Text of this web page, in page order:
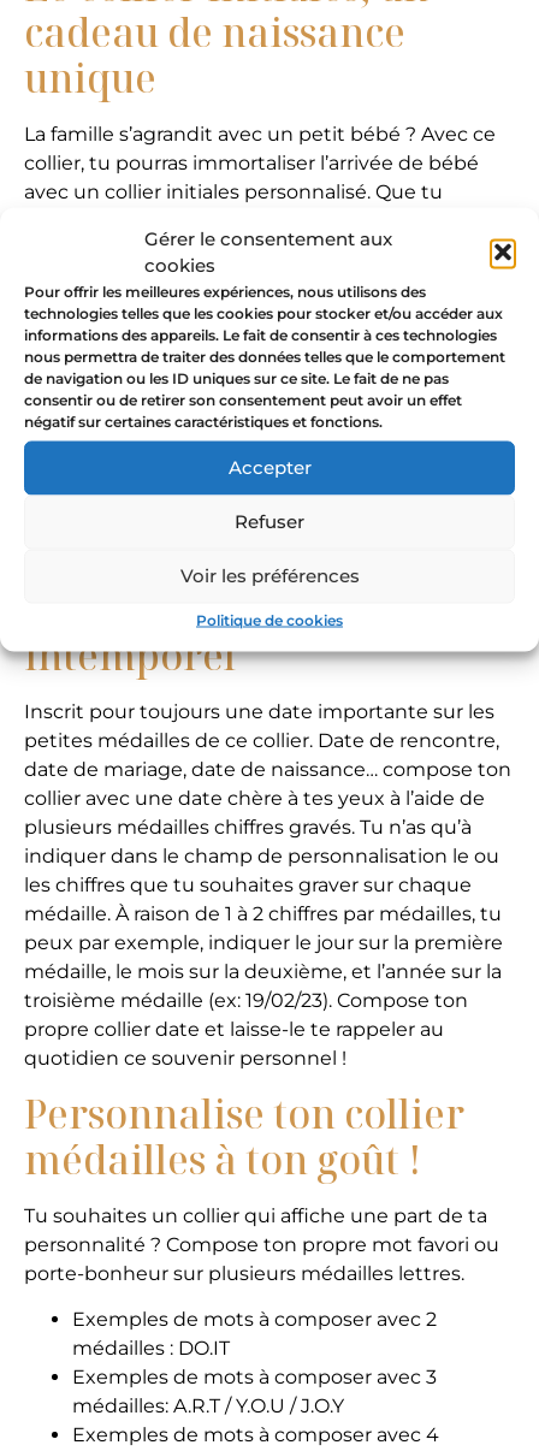
Gérer le consentement aux
cookies
Pour offrir les meilleures expériences, nous utilisons des
technologies telles que les cookies pour stocker et/ou accéder aux
informations des appareils. Le fait de consentir à ces technologies
nous permettra de traiter des données telles que le comportement
de navigation ou les ID uniques sur ce site. Le fait de ne pas
consentir ou de retirer son consentement peut avoir un effet
négatif sur certaines caractéristiques et fonctions.
Accepter
Refuser
Voir les préférences
Politique de cookies
cadeau de naissance
unique
La famille s’agrandit avec un petit bébé ? Avec ce
collier, tu pourras immortaliser l’arrivée de bébé
avec un collier initiales personnalisé. Que tu
du bébé, les initiales des enfants, ou leurs dates de
naissance, ton collier médailles gravées sera
unique et racontera ta propre histoire autour de
ton cou. Bijou délicat et intemporel, le collier
initiales ou chiffres est un cadeau incontournable à
offrir ou à s’offrir pour un événement aussi
important qu’une naissance. Et bien sûr, si la
famille s’agrandit dans le futur, tu peux toujours
ajouter une médaille supplémentaire pour
personnaliser ce collier au fil des années !
Fait graver une date
importante sur un bijou
intemporel
Inscrit pour toujours une date importante sur les
petites médailles de ce collier. Date de rencontre,
date de mariage, date de naissance… compose ton
collier avec une date chère à tes yeux à l’aide de
plusieurs médailles chiffres gravés. Tu n’as qu’à
indiquer dans le champ de personnalisation le ou
les chiffres que tu souhaites graver sur chaque
médaille. À raison de 1 à 2 chiffres par médailles, tu
peux par exemple, indiquer le jour sur la première
médaille, le mois sur la deuxième, et l’année sur la
troisième médaille (ex: 19/02/23). Compose ton
propre collier date et laisse-le te rappeler au
quotidien ce souvenir personnel !
Personnalise ton collier
médailles à ton goût !
Tu souhaites un collier qui affiche une part de ta
personnalité ? Compose ton propre mot favori ou
porte-bonheur sur plusieurs médailles lettres.
Exemples de mots à composer avec 2
médailles : DO.IT
Exemples de mots à composer avec 3
médailles: A.R.T / Y.O.U / J.O.Y
Exemples de mots à composer avec 4